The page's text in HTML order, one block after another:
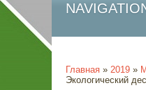
Главная » 2019 »
Экологический